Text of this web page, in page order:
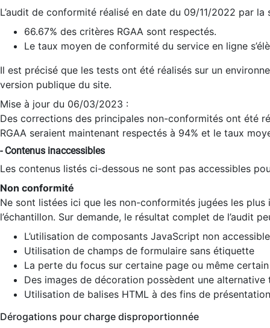
L’audit de conformité réalisé en date du 09/11/2022 par
66.67% des critères RGAA sont respectés.
Le taux moyen de conformité du service en ligne
Il est précisé que les tests ont été réalisés sur un
version publique du site.
Mise à jour du 06/03/2023 :
Des corrections des principales non-conformités ont été
RGAA seraient maintenant respectés à 94% et le taux
- Contenus inaccessibles
Les contenus listés ci-dessous ne sont pas accessibles
Non conformité
Ne sont listées ici que les non-conformités jugées les
l’échantillon. Sur demande, le résultat complet de l’audit
L’utilisation de composants JavaScript non
Utilisation de champs de formulaire sans étiquette
La perte du focus sur certaine page ou même
Des images de décoration possèdent une alternative
Utilisation de balises HTML à des fins de
Dérogations pour charge disproportionnée